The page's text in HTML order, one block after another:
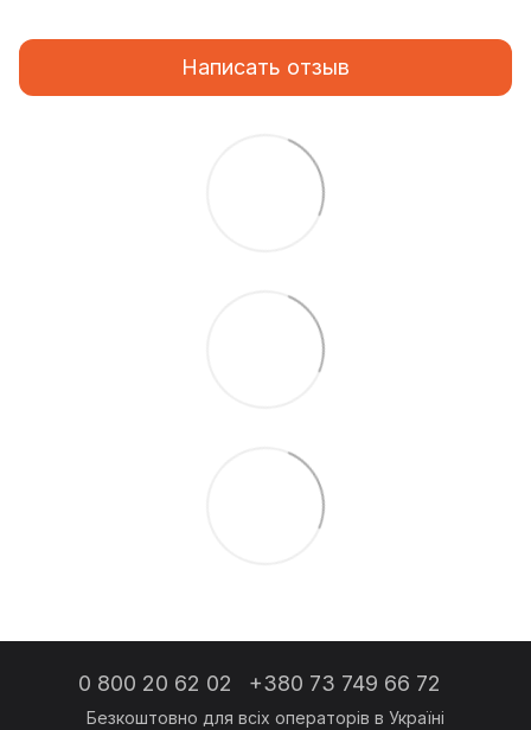
Написать отзыв
0 800 20 62 02 +380 73 749 66 72